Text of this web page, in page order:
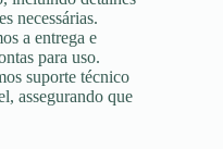
necessárias.
a entrega e
para uso.
suporte técnico
assegurando que